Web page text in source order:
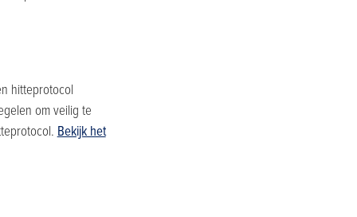
hitteprotocol
om veilig te
Bekijk het